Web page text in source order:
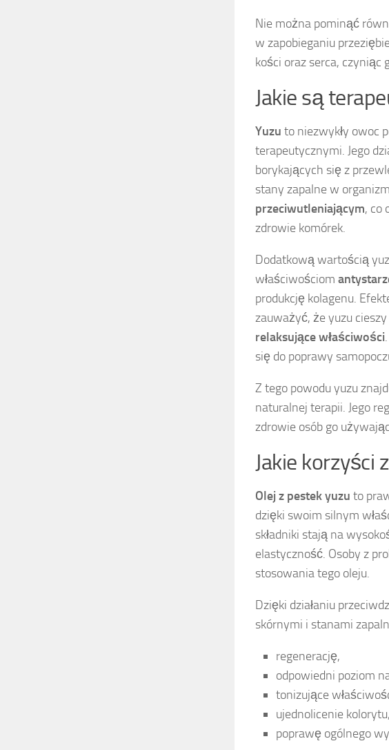
Nie można pominąć
w zapobieganiu
kości oraz serca,
Jakie są
Yuzu to niezwykły owoc
terapeutycznymi. Jego
borykających się z
stany zapalne w
przeciwutleniającym, co
zdrowie komórek.
Dodatkową wartością
właściwościom
produkcję kolagenu.
zauważyć, że yuzu
relaksujące właściwości
się do poprawy
Z tego powodu yuzu
naturalnej terapii. Jego
zdrowie osób go
Jakie korzyści
Olej z pestek yuzu to
dzięki swoim silnym
składniki stają na
elastyczność. Osoby z
stosowania tego oleju.
Dzięki działaniu
skórnymi i stanami
regenerację,
odpowiedni poziom
tonizujące
ujednolicenie kolorytu,
poprawę ogólnego